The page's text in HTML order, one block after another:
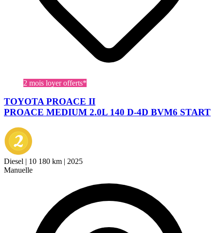
2 mois loyer offerts*
TOYOTA PROACE II
PROACE MEDIUM 2.0L 140 D-4D BVM6 START
Diesel | 10 180 km | 2025
Manuelle